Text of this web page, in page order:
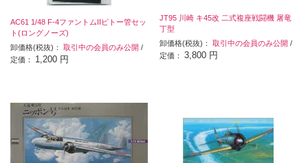
AC61 1/48 F-4ファントムIIピトー管セッ
ト(ロングノーズ)
卸価格(税抜)： 取引中の会員のみ公開 /
定価： 1,200 円
JT95 川崎 キ45改 二式複座戦闘機 屠竜
丁型
卸価格(税抜)：取引中の会員のみ公開 /
定価：3,800 円